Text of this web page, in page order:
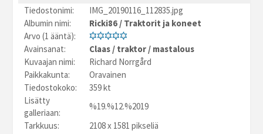
Tiedostonimi:
IMG_20190116_112835.jpg
Albumin nimi:
Ricki86 / Traktorit ja koneet
Arvo (1 ääntä):
Avainsanat:
Claas / traktor / mastalous
Kuvaajan nimi:
Richard Norrgård
Paikkakunta:
Oravainen
Tiedostokoko:
359 kt
Lisätty
galleriaan:
%19.%12.%2019
Tarkkuus:
2108 x 1581 pikseliä